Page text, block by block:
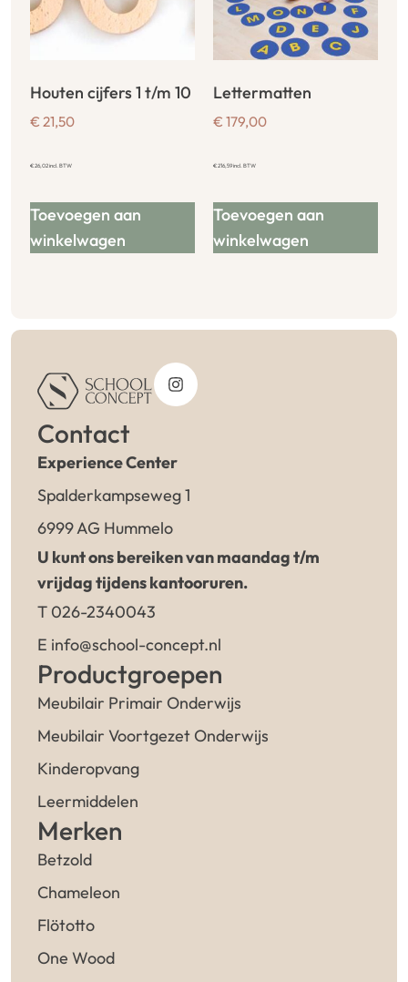
Houten cijfers 1 t/m 10
€ 21,50
€26,02incl. BTW
Toevoegen aan
winkelwagen
Lettermatten
€ 179,00
€216,59incl. BTW
Toevoegen aan
winkelwagen
Contact
Experience Center
Spalderkampseweg 1
6999 AG Hummelo
U kunt ons bereiken van maandag t/m
vrijdag tijdens kantooruren.
T 026-2340043
E info@school-concept.nl
Productgroepen
Meubilair Primair Onderwijs
Meubilair Voortgezet Onderwijs
Kinderopvang
Leermiddelen
Merken
Betzold
Chameleon
Flötotto
One Wood